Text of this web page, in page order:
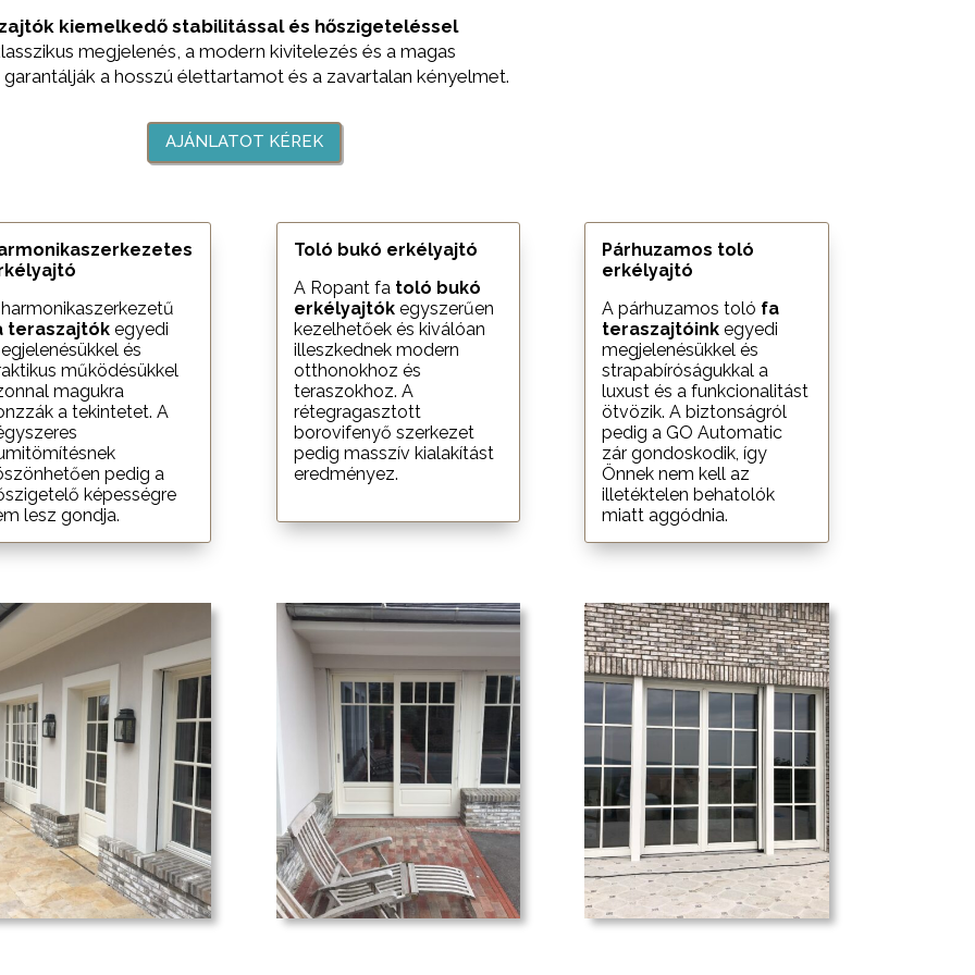
kiemelkedő stabilitással és hőszigeteléssel
megjelenés, a modern kivitelezés és a magas
a hosszú élettartamot és a zavartalan kényelmet.
AJÁNLATOT KÉREK
teraszajtókegyedi
és
működésükkel
magukra
a tekintetet. A
pedig a
képességre
lesz gondja.
Toló bukó erkélyajtó
A Ropant fa toló bukó
erkélyajtókegyszerűen
kezelhetőek és kiválóan
illeszkednek modern
otthonokhoz és
teraszokhoz. A
rétegragasztott
borovifenyő szerkezet
pedig masszív kialakítást
eredményez.
Párhuzamos toló
erkélyajtó
A párhuzamos toló fa
teraszajtóink egyedi
megjelenésükkel és
strapabíróságukkal a
luxust és a funkcionalitást
ötvözik. A biztonságról
pedig a GO Automatic
zár gondoskodik, így
Önnek nem kell az
illetéktelen behatolók
miatt aggódnia.